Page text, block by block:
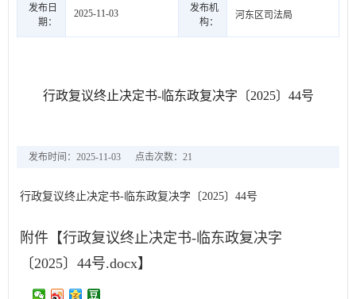
发布日
期：
2025-11-03
发布机
构：
河东区司法局
行政复议终止决定书-临东政复决字〔2025〕44号
发布时间：2025-11-03 点击次数： 21
行政复议终止决定书-临东政复决字〔2025〕44号
附件【行政复议终止决定书-临东政复决字
〔2025〕44号.docx】